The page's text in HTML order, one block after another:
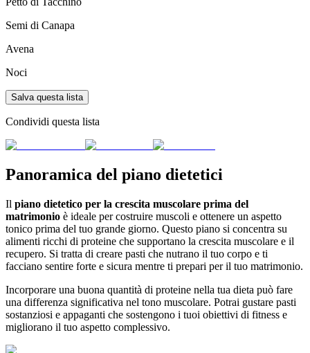
Semi di Canapa
Avena
Noci
Salva questa lista
Condividi questa lista
Panoramica del piano dietetici
Il piano dietetico per la crescita muscolare prima del
matrimonio è ideale per costruire muscoli e ottenere un aspetto
tonico prima del tuo grande giorno. Questo piano si concentra su
alimenti ricchi di proteine che supportano la crescita muscolare e il
recupero. Si tratta di creare pasti che nutrano il tuo corpo e ti
facciano sentire forte e sicura mentre ti prepari per il tuo matrimonio.
Incorporare una buona quantità di proteine nella tua dieta può fare
una differenza significativa nel tono muscolare. Potrai gustare pasti
sostanziosi e appaganti che sostengono i tuoi obiettivi di fitness e
migliorano il tuo aspetto complessivo.